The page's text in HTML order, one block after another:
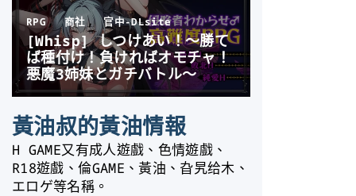
黃油叔的黃油情報
H GAME又有成人遊戲、色情遊戲、
R18遊戲、倫GAME、黃油、旮旯给木、
エロゲ等名稱。